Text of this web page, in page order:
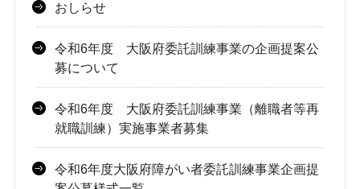
おしらせ
令和6年度 大阪府委託訓練事業の企画提案公
募について
令和6年度 大阪府委託訓練事業（離職者等再
就職訓練）実施事業者募集
令和6年度大阪府障がい者委託訓練事業企画提